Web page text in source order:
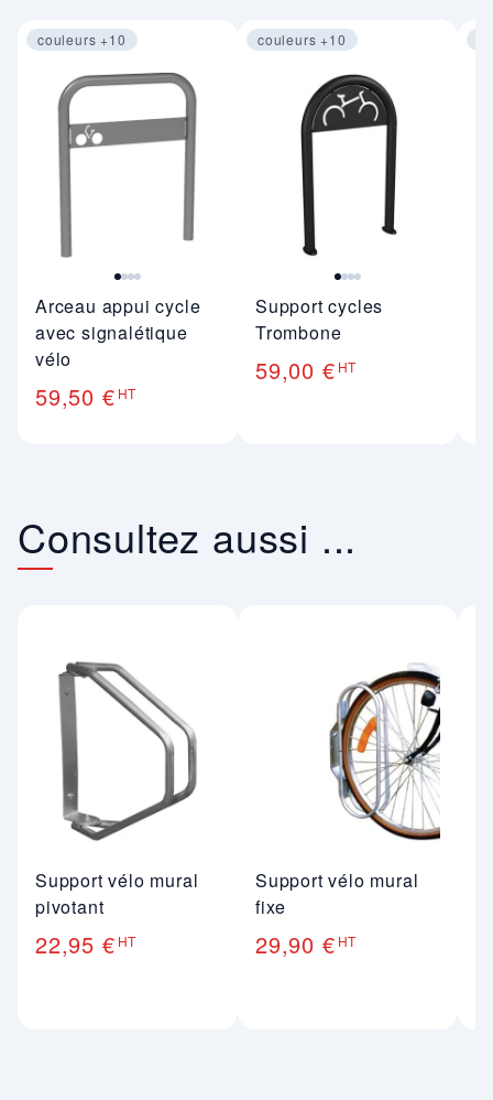
couleurs +10
Image 1 sur 4
Arceau appui cycle
avec signalétique
vélo
59,50 € HT
couleurs +10
Image 1 sur 4
Support cycles
Trombone
59,00 € HT
Consultez aussi ...
Support vélo mural
pivotant
22,95 € HT
Support vélo mural
fixe
29,90 € HT